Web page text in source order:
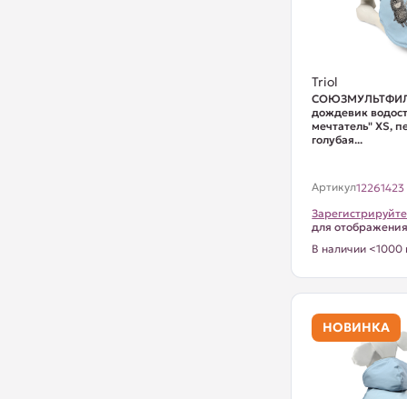
Triol
дождевик
мечтатель" XS,
голубая...
Артикул12261423
для
В наличии <1000
НОВИНКА